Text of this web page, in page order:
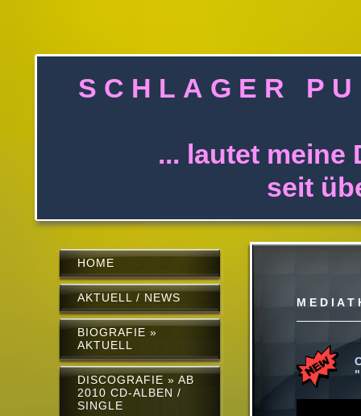
S C H L A G E
... lautet meine
seit über 30
M E D I A T
HOME
AKTUELL / NEWS
BIOGRAFIE »
AKTUELL
DISCOGRAFIE » AB
2010 CD-ALBEN /
SINGLE